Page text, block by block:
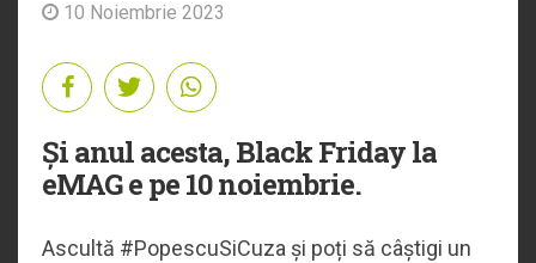
10 Noiembrie 2023
Și anul acesta, Black Friday la
eMAG e pe 10 noiembrie.
Ascultă #PopescuSiCuza și poți să câștigi un